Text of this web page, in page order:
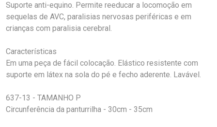
Suporte anti-equino. Permite reeducar a locomoção em
sequelas de AVC, paralisias nervosas periféricas e em
crianças com paralisia cerebral.
Características
Em uma peça de fácil colocação. Elástico resistente com
suporte em látex na sola do pé e fecho aderente. Lavável.
637-13 - TAMANHO P
Circunferência da panturrilha - 30cm - 35cm